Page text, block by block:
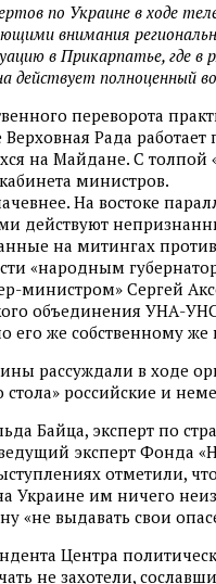
по Украине в ходе
внимания
в Прикарпатье, где в
действует полноценный
переворота
Верховная Рада
на Майдане. С толпой
министров.
На востоке
действуют
на митингах
«народным
Сергей
объединения УНА-
его же собственному же
рассуждали в ходе
стола» российские и
Байца, эксперт по
эксперт Фонда
отметили,
Украине им ничего
«не выдавать свои
Центра
не захотели,